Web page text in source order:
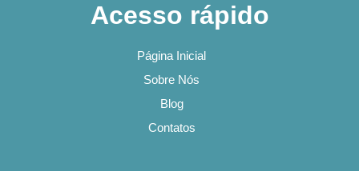
Acesso rápido
Página Inicial
Sobre Nós
Blog
Contatos